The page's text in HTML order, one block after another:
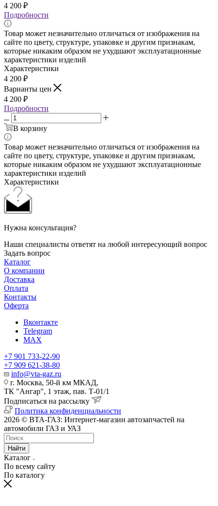
4 200 ₽
Подробности
Товар может незначительно отличаться от изображения на
сайте по цвету, структуре, упаковке и другим признакам,
которые никаким образом не ухудшают эксплуатационные
характеристики изделий
Характеристики
4 200 ₽
Варианты цен
4 200 ₽
Подробности
В корзину
Товар может незначительно отличаться от изображения на
сайте по цвету, структуре, упаковке и другим признакам,
которые никаким образом не ухудшают эксплуатационные
характеристики изделий
Характеристики
Нужна консультация?
Наши специалисты ответят на любой интересующий вопрос
Задать вопрос
Каталог
О компании
Доставка
Оплата
Контакты
Оферта
Вконтакте
Telegram
MAX
+7 901 733-22-90
+7 909 621-38-80
info@vta-gaz.ru
г. Москва, 50-й км МКАД,
ТК "Ангар", 1 этаж, пав. Т-01/1
Подписаться на рассылку
Политика конфиденциальности
2026 © ВТА-ГАЗ: Интернет-магазин автозапчастей на
автомобили ГАЗ и УАЗ
Найти
Каталог
По всему сайту
По каталогу